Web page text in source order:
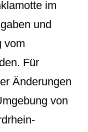
im
und
vom
Für
Änderungen
von